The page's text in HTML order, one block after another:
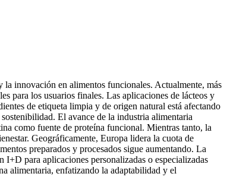
innovación en alimentos funcionales. Actualmente, más
para los usuarios finales. Las aplicaciones de lácteos y
de etiqueta limpia y de origen natural está afectando
El avance de la industria alimentaria
como fuente de proteína funcional. Mientras tanto, la
Geográficamente, Europa lidera la cuota de
preparados y procesados ​​sigue aumentando. La
para aplicaciones personalizadas o especializadas
alimentaria, enfatizando la adaptabilidad y el